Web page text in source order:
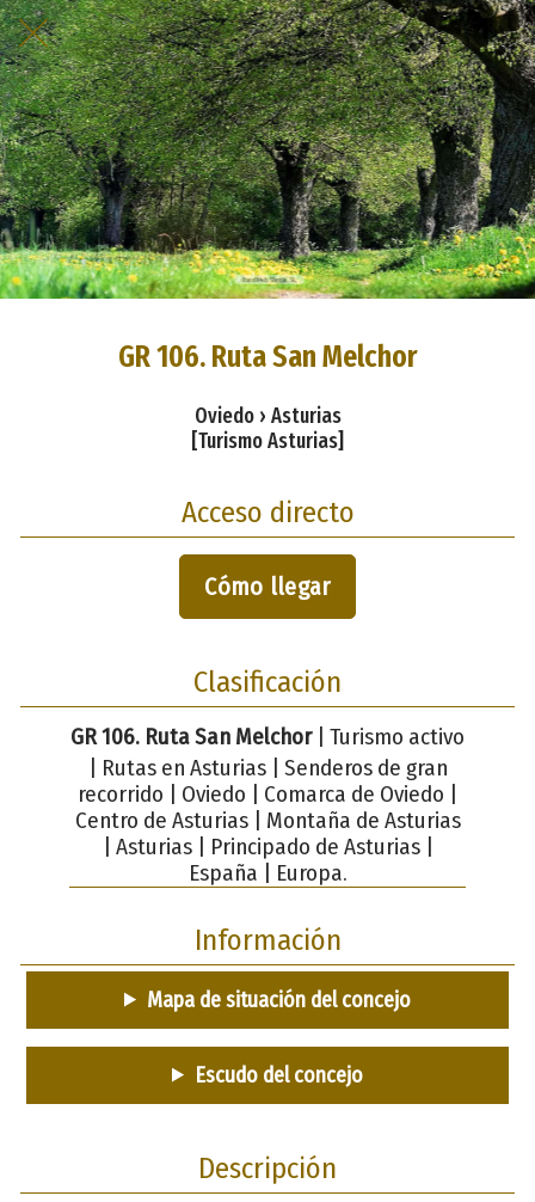
GR 106. Ruta San Melchor
Oviedo › Asturias
[Turismo Asturias]
Acceso directo
Cómo llegar
Clasificación
GR 106. Ruta San Melchor| Turismo activo
| Rutas en Asturias | Senderos de gran
recorrido | Oviedo | Comarca de Oviedo |
Centro de Asturias | Montaña de Asturias
| Asturias | Principado de Asturias |
España | Europa.
Información
Mapa de situación del concejo
Escudo del concejo
Descripción